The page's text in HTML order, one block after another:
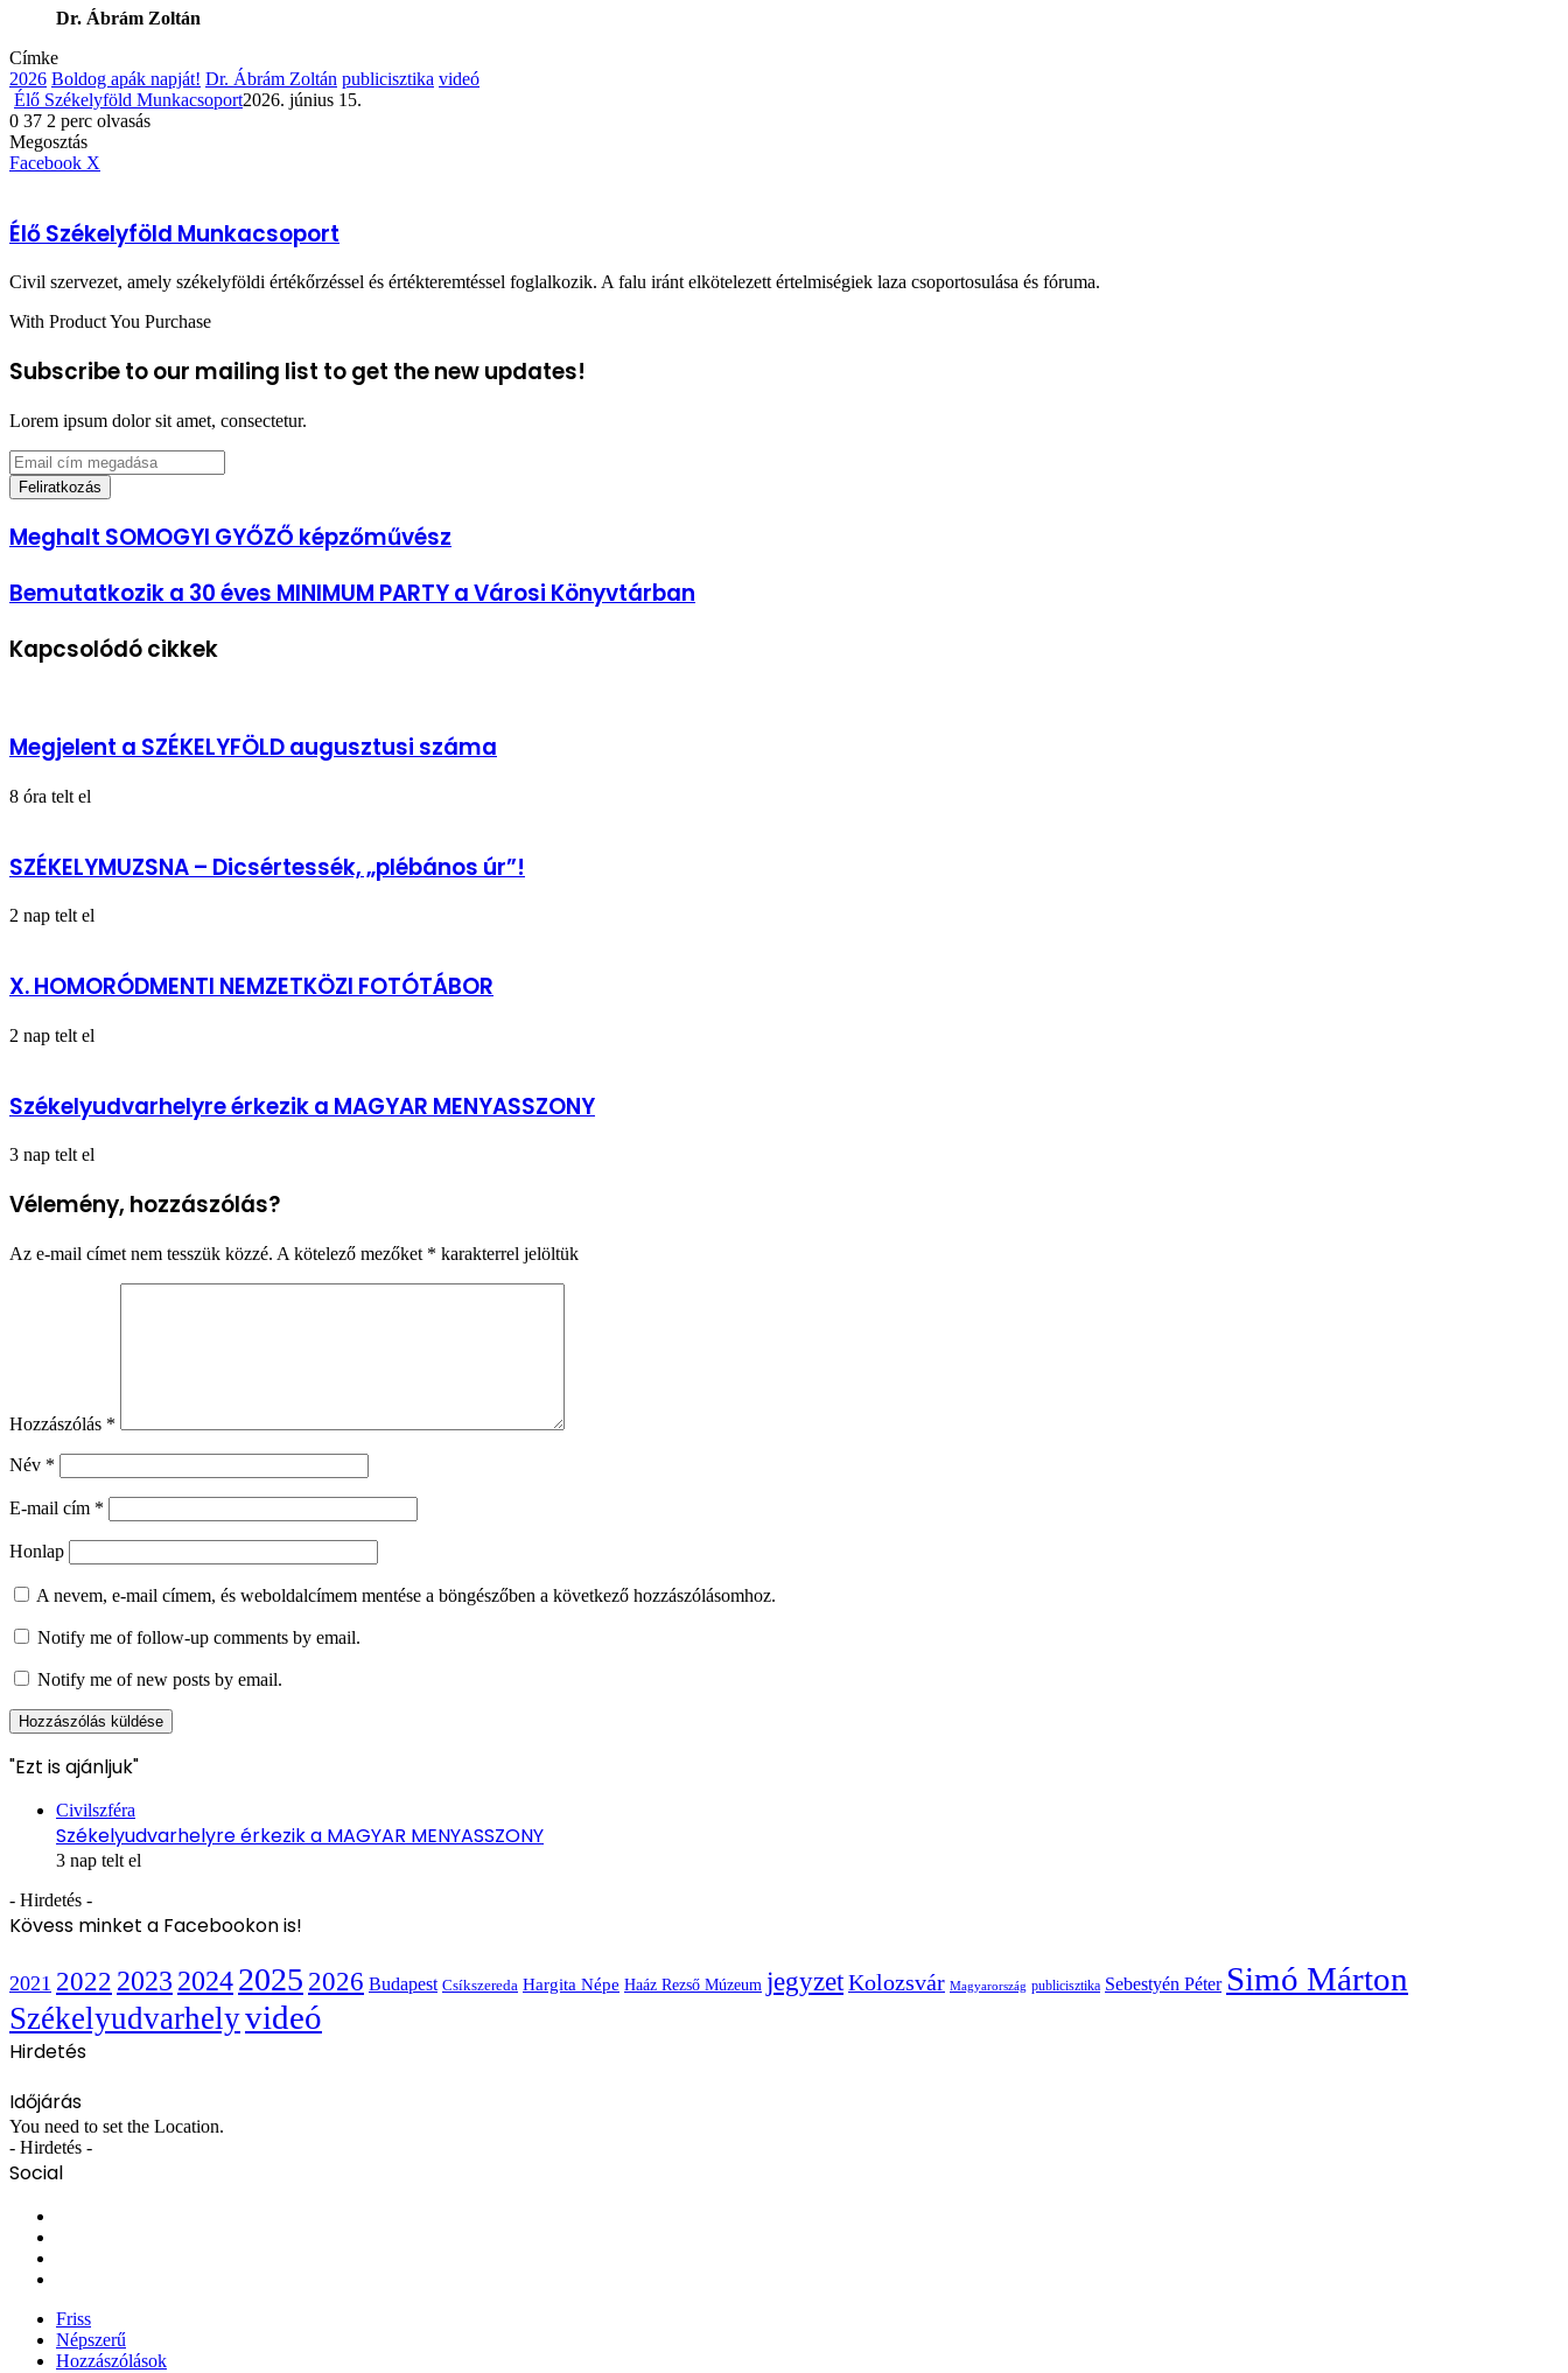
Dr. Ábrám Zoltán
Címke
2026 Boldog apák napját! Dr. Ábrám Zoltán publicisztika videó
Élő Székelyföld Munkacsoport2026. június 15.
0 37 2 perc olvasás
Facebook
X
Reddit
WhatsApp
Megosztás
email-
Nyomtatás
Megosztás
Facebook X
Élő Székelyföld Munkacsoport
Civil szervezet, amely székelyföldi értékőrzéssel és értékteremtéssel foglalkozik. A falu iránt elkötelezett értelmiségiek laza csoportosulása és fóruma.
With Product You Purchase
Subscribe to our mailing list to get the new updates!
Lorem ipsum dolor sit amet, consectetur.
Email
cím
megadása
Meghalt
SOMOGYI
képzőművész
Meghalt SOMOGYI GYŐZŐ képzőművész
Bemutatkozik
a
éves
MINIMUM
Könyvtárban
Bemutatkozik a 30 éves MINIMUM PARTY a Városi Könyvtárban
Kapcsolódó cikkek
Megjelent a SZÉKELYFÖLD augusztusi száma
8 óra telt el
SZÉKELYMUZSNA – Dicsértessék, „plébános úr”!
2 nap telt el
X. HOMORÓDMENTI NEMZETKÖZI FOTÓTÁBOR
2 nap telt el
Székelyudvarhelyre érkezik a MAGYAR MENYASSZONY
3 nap telt el
Vélemény, hozzászólás?
Az e-mail címet nem tesszük közzé. A kötelező mezőket * karakterrel jelöltük
Hozzászólás *
Név *
E-mail cím *
Honlap
A nevem, e-mail címem, és weboldalcímem mentése a böngészőben a következő hozzászólásomhoz.
Notify me of follow-up comments by email.
Notify me of new posts by email.
"Ezt is ajánljuk"
Civilszféra
Székelyudvarhelyre érkezik a MAGYAR MENYASSZONY
3 nap telt el
- Hirdetés -
Kövess minket a Facebookon is!
2021 2022 2023 20242025 2026 Budapest Csíkszereda Hargita Népe Haáz Rezső Múzeum jegyzetKolozsvár Magyarország publicisztika Sebestyén Péter Simó Márton
Székelyudvarhelyvideó
Hirdetés
Időjárás
You need to set the Location.
- Hirdetés -
Social
Friss
Népszerű
Hozzászólások